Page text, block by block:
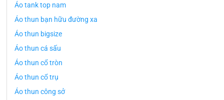
Áo tank top nam
Áo thun bạn hữu đường xa
Áo thun bigsize
Áo thun cá sấu
Áo thun cổ tròn
Áo thun cổ trụ
Áo thun công sở